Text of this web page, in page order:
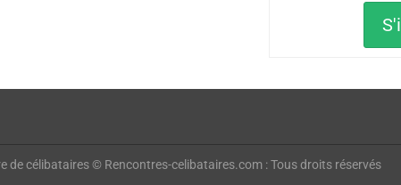
de célibataires © Rencontres-celibataires.com : Tous droits réservés